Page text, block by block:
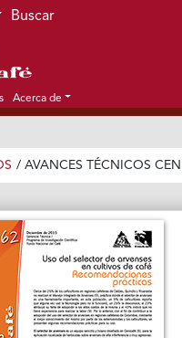
principal
sitio
Buscar
Acerca de
/ AVANCES TÉCNICOS